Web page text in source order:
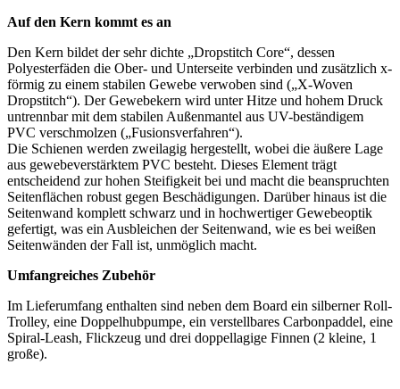
Auf den Kern kommt es an
Den Kern bildet der sehr dichte „Dropstitch Core“, dessen
Polyesterfäden die Ober- und Unterseite verbinden und zusätzlich x-
förmig zu einem stabilen Gewebe verwoben sind („X-Woven
Dropstitch“). Der Gewebekern wird unter Hitze und hohem Druck
untrennbar mit dem stabilen Außenmantel aus UV-beständigem
PVC verschmolzen („Fusionsverfahren“).
Die Schienen werden zweilagig hergestellt, wobei die äußere Lage
aus gewebeverstärktem PVC besteht. Dieses Element trägt
entscheidend zur hohen Steifigkeit bei und macht die beanspruchten
Seitenflächen robust gegen Beschädigungen. Darüber hinaus ist die
Seitenwand komplett schwarz und in hochwertiger Gewebeoptik
gefertigt, was ein Ausbleichen der Seitenwand, wie es bei weißen
Seitenwänden der Fall ist, unmöglich macht.
Umfangreiches Zubehör
Im Lieferumfang enthalten sind neben dem Board ein silberner Roll-
Trolley, eine Doppelhubpumpe, ein verstellbares Carbonpaddel, eine
Spiral-Leash, Flickzeug und drei doppellagige Finnen (2 kleine, 1
große).